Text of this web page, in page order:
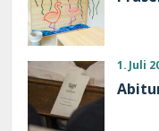
1. Juli